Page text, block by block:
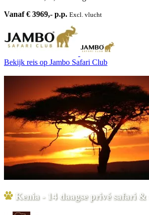
Vanaf € 3969,- p.p. Excl. vlucht
Bekijk reis op Jambo Safari Club
Kenia - 14 daagse privé safari